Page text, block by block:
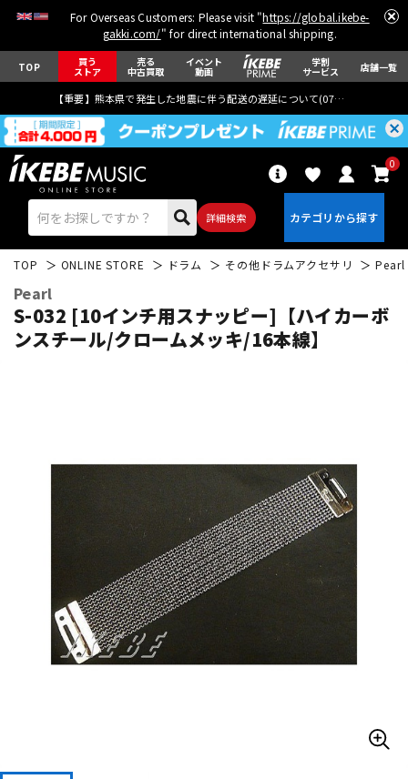
For Overseas Customers: Please visit "https://global.ikebe-
gakki.com/" for direct international shipping.
TOP 買う
ストア
売る
中古買取
イベント
動画
学割
サービス 店舗一覧
【重要】熊本県で発生した地震に伴う配送の遅延について(07月29日
詳細検索
0
パーカッション
電子ピアノ
管楽器
TOP ONLINE STORE ドラム その他ドラムアクセサリ Pearl
Pearl
S-032 [10インチ用スナッピー]【ハイカーボ
ンスチール/クロームメッキ/16本線】